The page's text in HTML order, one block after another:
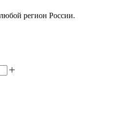
регион России.